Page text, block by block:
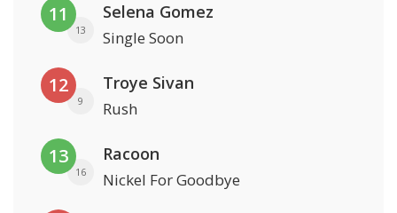
11
13
Selena Gomez
Single Soon
12
9
Troye Sivan
Rush
13
16
Racoon
Nickel For Goodbye